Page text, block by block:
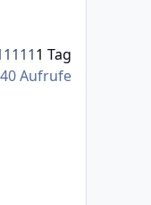
Aufrufe
1 Tag